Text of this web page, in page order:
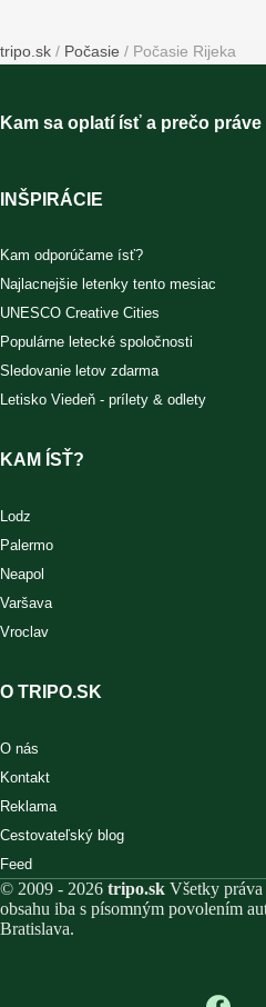
tripo.sk / Počasie / Počasie Rijeka
Kam sa oplatí ísť a prečo práve
INŠPIRÁCIE
Kam odporúčame ísť?
Najlacnejšie letenky tento mesiac
UNESCO Creative Cities
Populárne letecké spoločnosti
Sledovanie letov zdarma
Letisko Viedeň - prílety & odlety
KAM ÍSŤ?
Lodz
Palermo
Neapol
Varšava
Vroclav
O TRIPO.SK
O nás
Kontakt
Reklama
Cestovateľský blog
Feed
© 2009 - 2026 tripo.sk Všetky
obsahu iba s písomným povolením
Bratislava.